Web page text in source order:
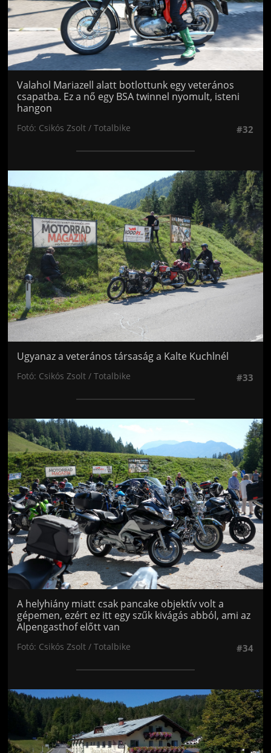
Valahol Mariazell alatt botlottunk egy veterános
csapatba. Ez a nő egy BSA twinnel nyomult, isteni
hangon
Fotó: Csikós Zsolt / Totalbike #32
Jön még kép!
Ugyanaz a veterános társaság a Kalte Kuchlnél
Fotó: Csikós Zsolt / Totalbike #33
Jön még kép!
A helyhiány miatt csak pancake objektív volt a
gépemen, ezért ez itt egy szűk kivágás abból, ami az
Alpengasthof előtt van
Fotó: Csikós Zsolt / Totalbike #34
Jön még kép!